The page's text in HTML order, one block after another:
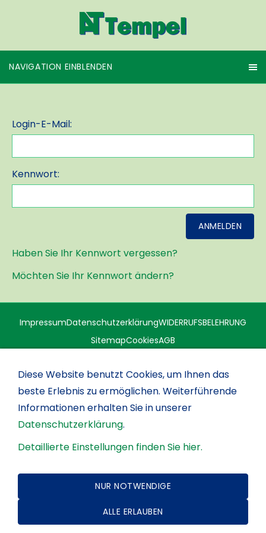
NAVIGATION EINBLENDEN
Login-E-Mail:
Kennwort:
Haben Sie Ihr Kennwort vergessen?
Möchten Sie Ihr Kennwort ändern?
ImpressumDatenschutzerklärungWIDERRUFSBELEHRUNG
SitemapCookiesAGB
FLEISCHEREI und SPEISEAUSGABE zum HERSTELLEN, AUSGEBEN
und SPÜLEN
Konzeptberatung|Projektplanung |Verkauf
und Reparatur-Service
Es gelten unsere Allgemeinen Geschäftsbedingungen, die
Sie im Internet unter
Kontakt |Geschäftszeiten
+49 4954 95479-10
Wankelstraße 9 · D-26802
Moormerland
Diese Website benutzt Cookies, um Ihnen das
beste Erlebnis zu ermöglichen. Weiterführende
Informationen erhalten Sie in unserer
Datenschutzerklärung.
Detaillierte Einstellungen finden Sie hier.
NUR NOTWENDIGE
ALLE ERLAUBEN